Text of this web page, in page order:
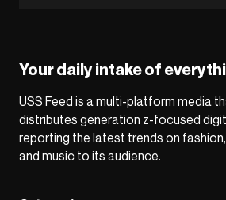
Your daily intake of
USS Feed is a multi-platform media
distributes generation z-focused
reporting the latest trends on
and music to its audience.